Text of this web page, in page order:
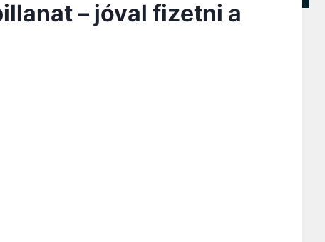
– jóval fizetni a